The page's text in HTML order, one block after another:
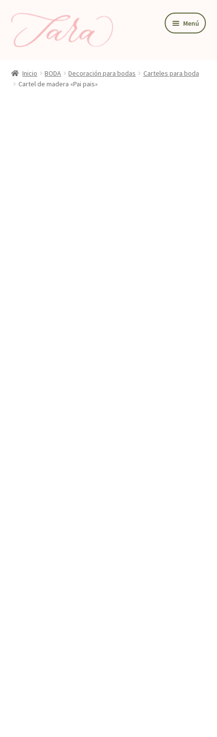
Ir
la
Ir
contenido
Menú
PAPELERIA DE BODA
Inicio BODA Decoración para bodas
Carteles para boda
Cartel de madera «Pai pais»